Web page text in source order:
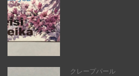
クレープパール